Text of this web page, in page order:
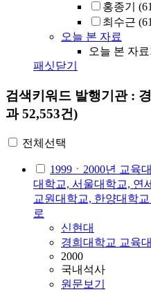
홍종기
최수근
오늘 본 자료
오늘 본 자
패싯닫기
검색키워드 발행기관 :
과 52,553건)
전체선택
1999ㆍ2000년 교육
대학교, 서울대학교, 연
교원대학교, 한양대학
로
신현대
경희대학교 교육
2000
국내석사
원문보기